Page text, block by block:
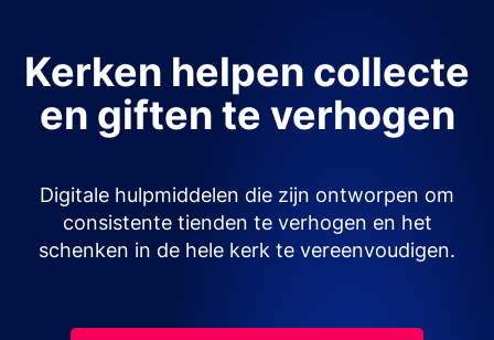
Kerken helpen collecte
en giften te verhogen
Digitale hulpmiddelen die zijn ontworpen om
consistente tienden te verhogen en het
schenken in de hele kerk te vereenvoudigen.